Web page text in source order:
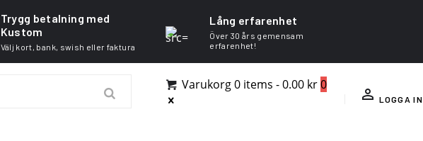
Trygg betalning med
Kustom
Välj kort, bank, swish eller faktura
Lång erfarenhet
Över 30 års gemensam
erfarenhet!
Varukorg0 items -0.00 kr0
LOGGA IN